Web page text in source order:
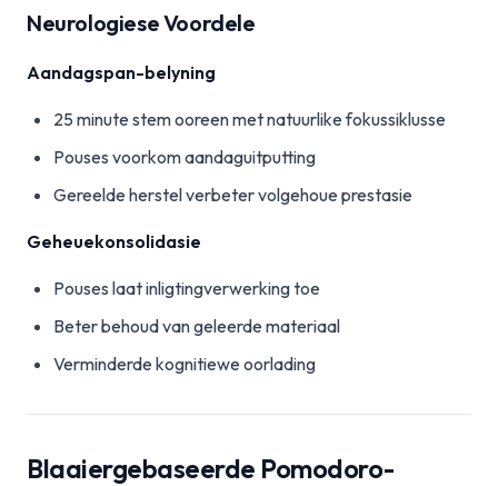
Neurologiese Voordele
Aandagspan-belyning
25 minute stem ooreen met natuurlike fokussiklusse
Pouses voorkom aandaguitputting
Gereelde herstel verbeter volgehoue prestasie
Geheuekonsolidasie
Pouses laat inligtingverwerking toe
Beter behoud van geleerde materiaal
Verminderde kognitiewe oorlading
Blaaiergebaseerde Pomodoro-